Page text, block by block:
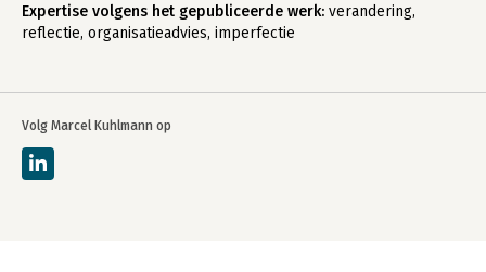
Volg Marcel Kuhlmann op
Expertise volgens het gepubliceerde werk: verandering,
reflectie, organisatieadvies, imperfectie